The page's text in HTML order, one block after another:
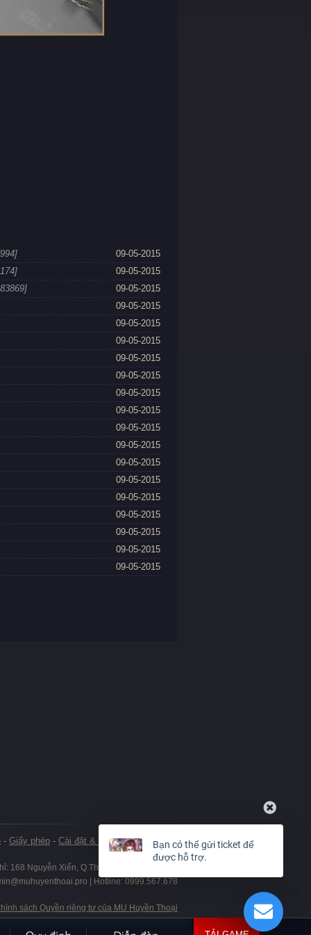
09-05-2015
09-05-2015
09-05-2015
09-05-2015
09-05-2015
09-05-2015
09-05-2015
09-05-2015
09-05-2015
09-05-2015
09-05-2015
09-05-2015
09-05-2015
09-05-2015
09-05-2015
09-05-2015
09-05-2015
09-05-2015
09-05-2015
- Giấy phép - Cài đặt & Gỡ bỏ-Thanh toán
168 Nguyễn Xiển, Q.Thanh Xuân, Tp.Hà Nội
| Hotline: 0999.567.678
sách Quyền riêng tư của MU Huyền Thoại
Bạn có thể gửi ticket để
được hỗ trợ.